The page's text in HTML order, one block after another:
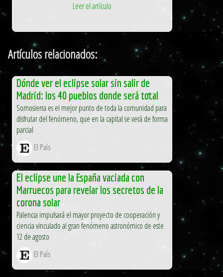
Leer el artículo
Artículos relacionados:
Dónde ver el eclipse solar sin salir de
Madrid: los 40 pueblos donde será total
Somosierra es el mejor punto de toda la comunidad para
disfrutar del fenómeno, que en la capital se verá de forma
parcial
El País
El eclipse une la España vaciada con
Marruecos para revelar los secretos de la
corona solar
Palencia impulsará el mayor proyecto de cooperación y
ciencia vinculado al gran fenómeno astronómico de este
12 de agosto
El País